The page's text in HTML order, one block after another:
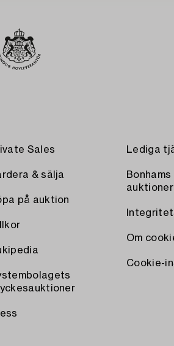
Sales
& sälja
på auktion
Lediga
Bonhams
auktioner
Om
Cookie-